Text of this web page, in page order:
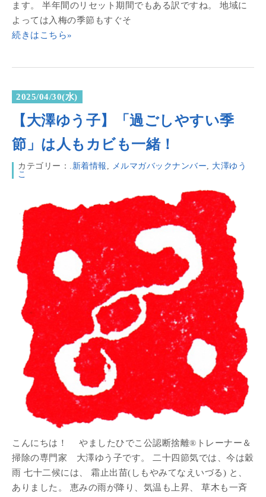
ます。 半年間のリセット期間でもある訳ですね。 地域に
よっては入梅の季節もすぐそ
続きはこちら»
2025/04/30(水)
【大澤ゆう子】「過ごしやすい季
節」は人もカビも一緒！
カテゴリー： .新着情報 , メルマガバックナンバー, 大澤ゆう
こ
こんにちは！ やましたひでこ公認断捨離®トレーナー＆
掃除の専門家 大澤ゆう子です。 二十四節気では、今は穀
雨 七十二候には、 霜止出苗(しもやみてなえいづる) と、
ありました。 恵みの雨が降り、気温も上昇、 草木も一斉